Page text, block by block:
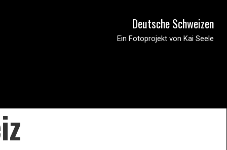
Deutsche Schweizen
Ein Fotoprojekt von Kai Seele